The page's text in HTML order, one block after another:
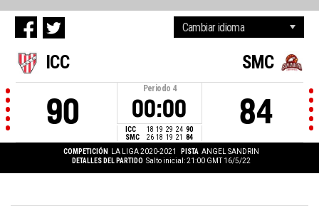
ICC
90
Periodo 4
00:00
ICC 18 19 29 24 90
SMC
26 18 19 21 84
SMC
84
COMPETICIÓN LA LIGA 2020-2021 PISTA ANGEL SANDRIN
DETALLES DEL PARTIDO Salto inicial: 21:00 GMT 16/5/22